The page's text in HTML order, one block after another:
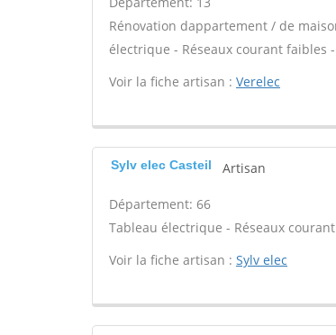
Rénovation dappartement / de
électrique - Réseaux courant faibles
Voir la fiche artisan : Verelec
Sylv elec Casteil Artisan
Département: 66
Tableau électrique - Réseaux
Voir la fiche artisan : Sylv elec